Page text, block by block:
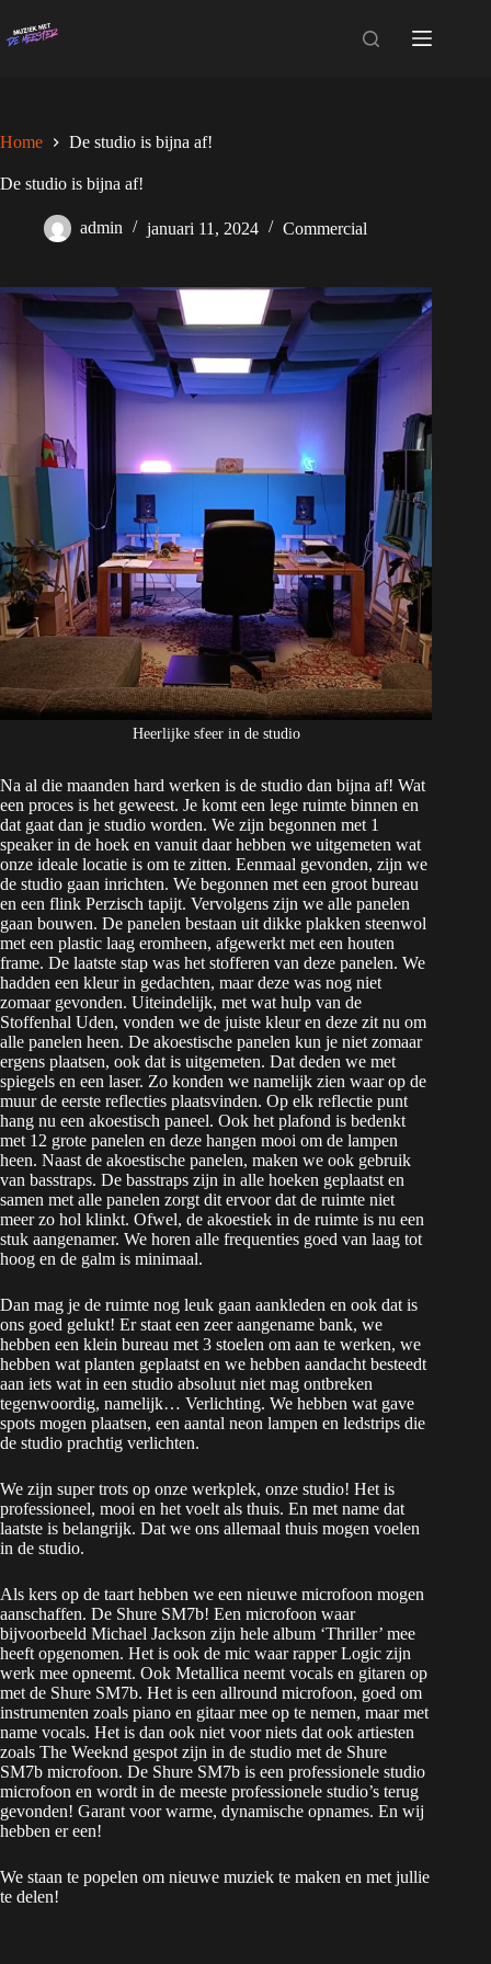
naar
de
Home De studio is bijna af!
De studio is bijna af!
admin januari 11, 2024 Commercial
Heerlijke sfeer in de studio
Na al die maanden hard werken is de studio dan bijna af! Wat
een proces is het geweest. Je komt een lege ruimte binnen en
dat gaat dan je studio worden. We zijn begonnen met 1
speaker in de hoek en vanuit daar hebben we uitgemeten wat
onze ideale locatie is om te zitten. Eenmaal gevonden, zijn we
de studio gaan inrichten. We begonnen met een groot bureau
en een flink Perzisch tapijt. Vervolgens zijn we alle panelen
gaan bouwen. De panelen bestaan uit dikke plakken steenwol
met een plastic laag eromheen, afgewerkt met een houten
frame. De laatste stap was het stofferen van deze panelen. We
hadden een kleur in gedachten, maar deze was nog niet
zomaar gevonden. Uiteindelijk, met wat hulp van de
Stoffenhal Uden, vonden we de juiste kleur en deze zit nu om
alle panelen heen. De akoestische panelen kun je niet zomaar
ergens plaatsen, ook dat is uitgemeten. Dat deden we met
spiegels en een laser. Zo konden we namelijk zien waar op de
muur de eerste reflecties plaatsvinden. Op elk reflectie punt
hang nu een akoestisch paneel. Ook het plafond is bedenkt
met 12 grote panelen en deze hangen mooi om de lampen
heen. Naast de akoestische panelen, maken we ook gebruik
van basstraps. De basstraps zijn in alle hoeken geplaatst en
samen met alle panelen zorgt dit ervoor dat de ruimte niet
meer zo hol klinkt. Ofwel, de akoestiek in de ruimte is nu een
stuk aangenamer. We horen alle frequenties goed van laag tot
hoog en de galm is minimaal.
Dan mag je de ruimte nog leuk gaan aankleden en ook dat is
ons goed gelukt! Er staat een zeer aangename bank, we
hebben een klein bureau met 3 stoelen om aan te werken, we
hebben wat planten geplaatst en we hebben aandacht besteedt
aan iets wat in een studio absoluut niet mag ontbreken
tegenwoordig, namelijk… Verlichting. We hebben wat gave
spots mogen plaatsen, een aantal neon lampen en ledstrips die
de studio prachtig verlichten.
We zijn super trots op onze werkplek, onze studio! Het is
professioneel, mooi en het voelt als thuis. En met name dat
laatste is belangrijk. Dat we ons allemaal thuis mogen voelen
in de studio.
Als kers op de taart hebben we een nieuwe microfoon mogen
aanschaffen. De Shure SM7b! Een microfoon waar
bijvoorbeeld Michael Jackson zijn hele album ‘Thriller’ mee
heeft opgenomen. Het is ook de mic waar rapper Logic zijn
werk mee opneemt. Ook Metallica neemt vocals en gitaren op
met de Shure SM7b. Het is een allround microfoon, goed om
instrumenten zoals piano en gitaar mee op te nemen, maar met
name vocals. Het is dan ook niet voor niets dat ook artiesten
zoals The Weeknd gespot zijn in de studio met de Shure
SM7b microfoon. De Shure SM7b is een professionele studio
microfoon en wordt in de meeste professionele studio’s terug
gevonden! Garant voor warme, dynamische opnames. En wij
hebben er een!
We staan te popelen om nieuwe muziek te maken en met jullie
te delen!